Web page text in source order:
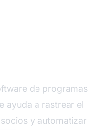
de programas
ayuda a rastrear el
y automatizar